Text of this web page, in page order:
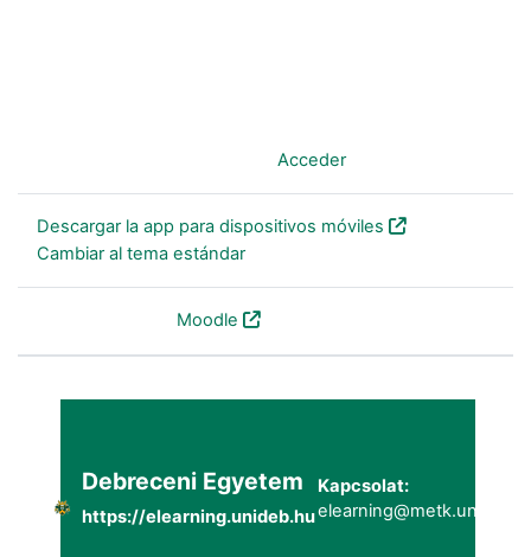
Acceder)
Descargar la app para dispositivos móviles
Cambiar al tema estándar
Moodle
Debreceni Egyetem
https://elearning.unideb.hu
Kapcsolat: